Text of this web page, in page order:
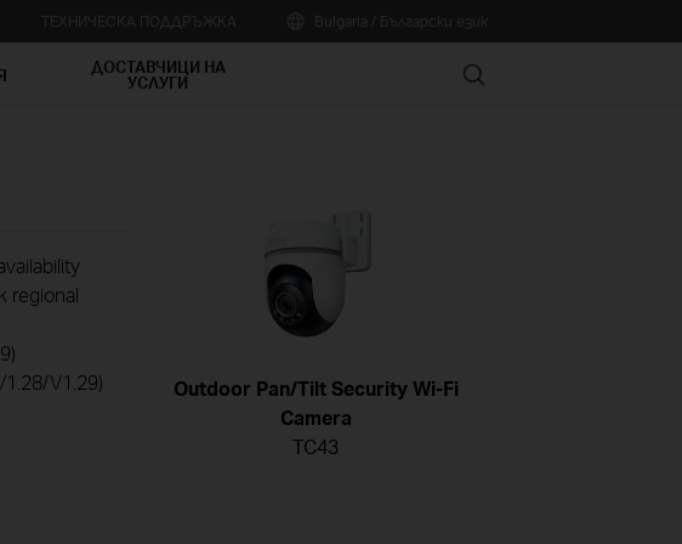
ДОСТАВЧИЦИ НА
УСЛУГИ Search
regional
V1.29)
Outdoor Pan/Tilt Security Wi-Fi
Camera
TC43